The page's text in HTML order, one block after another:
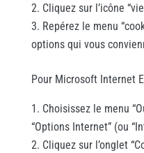
Cliquez sur l’icône
Repérez le menu
options qui vous
Pour Microsoft Internet
Choisissez le menu
“Options Internet” (ou
Cliquez sur l’onglet